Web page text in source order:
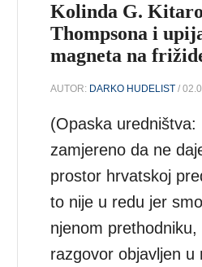
Kolinda G.
Thompsona i
magneta na
AUTOR: DARKO HUDELIST /
(Opaska uredništva:
zamjereno da ne
prostor hrvatskoj
to nije u redu jer
njenom prethodniku,
razgovor objavljen u